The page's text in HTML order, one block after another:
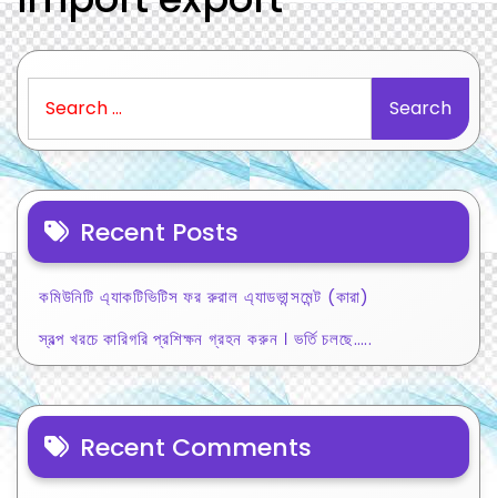
for:
Recent Posts
কমিউনিটি এ্যাকটিভিটিস ফর রুরাল এ্যাডভান্সমেন্ট (কারা)
স্বল্প খরচে কারিগরি প্রশিক্ষন গ্রহন করুন । ভর্তি চলছে…..
Recent Comments